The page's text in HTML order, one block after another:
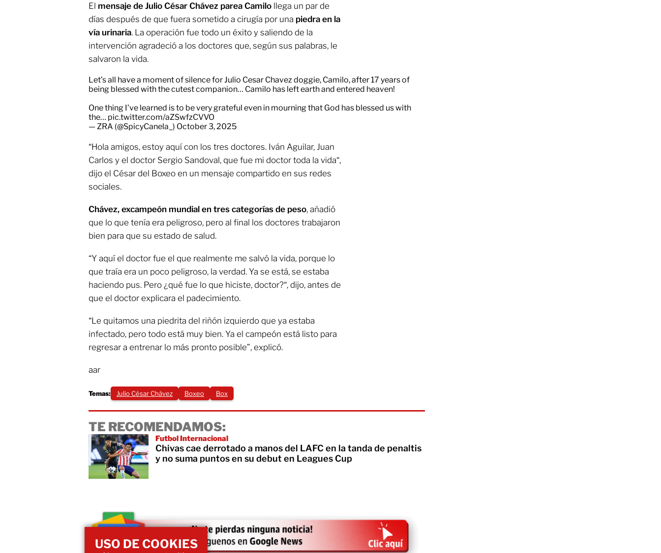
El mensaje de Julio César Chávez parea Camilo llega un par de
días después de que fuera sometido a cirugía por una piedra en la
vía urinaria. La operación fue todo un éxito y saliendo de la
intervención agradeció a los doctores que, según sus palabras, le
salvaron la vida.
Let’s all have a moment of silence for Julio Cesar Chavez doggie, Camilo, after 17 years of
being blessed with the cutest companion… Camilo has left earth and entered heaven!
One thing I’ve learned is to be very grateful even in mourning that God has blessed us with
the… pic.twitter.com/aZSwfzCVVO
— ZRA (@SpicyCanela_) October 3, 2025
“Hola amigos, estoy aquí con los tres doctores. Iván Aguilar, Juan
Carlos y el doctor Sergio Sandoval, que fue mi doctor toda la vida“,
dijo el César del Boxeo en un mensaje compartido en sus redes
sociales.
Chávez, excampeón mundial en tres categorías de peso, añadió
que lo que tenía era peligroso, pero al final los doctores trabajaron
bien para que su estado de salud.
“Y aquí el doctor fue el que realmente me salvó la vida, porque lo
que traía era un poco peligroso, la verdad. Ya se está, se estaba
haciendo pus. Pero ¿qué fue lo que hiciste, doctor?“, dijo, antes de
que el doctor explicara el padecimiento.
“Le quitamos una piedrita del riñón izquierdo que ya estaba
infectado, pero todo está muy bien. Ya el campeón está listo para
regresar a entrenar lo más pronto posible”, explicó.
aar
Temas: Julio César Chávez Boxeo Box
TE RECOMENDAMOS:
Futbol Internacional
Chivas cae derrotado a manos del LAFC en la tanda de penaltis
y no suma puntos en su debut en Leagues Cup
USO DE COOKIES